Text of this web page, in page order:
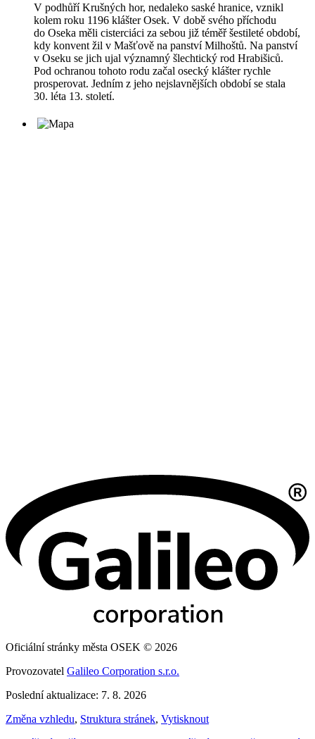
V podhůří Krušných hor, nedaleko saské hranice, vznikl
kolem roku 1196 klášter Osek. V době svého příchodu
do Oseka měli cisterciáci za sebou již téměř šestileté období,
kdy konvent žil v Mašťově na panství Milhoštů. Na panství
v Oseku se jich ujal významný šlechtický rod Hrabišiců.
Pod ochranou tohoto rodu začal osecký klášter rychle
prosperovat. Jedním z jeho nejslavnějších období se stala
30. léta 13. století.
Oficiální stránky města OSEK © 2026
Provozovatel Galileo Corporation s.r.o.
Poslední aktualizace: 7. 8. 2026
Změna vzhledu, Struktura stránek, Vytisknout